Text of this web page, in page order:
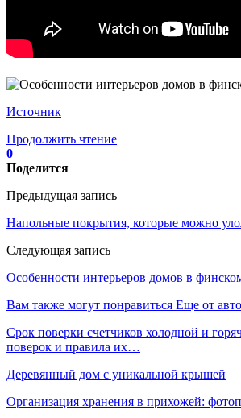
Источник
Продолжить чтение
0
Поделится
Предыдущая запись
Напольные покрытия, которые можно
Следующая запись
Особенности интерьеров домов в
Вам также могут понравиться Еще от
Срок поверки счетчиков холодной и
поверок и правила их…
Деревянный дом с уникальной крышей
Организация хранения в прихожей: